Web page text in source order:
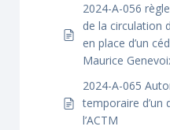
2024-A-056
de la circulation
en place d’un
Maurice
2024-A-065
temporaire d’un
l’ACTM